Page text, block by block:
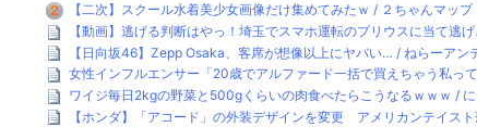
【二次】スクール水着美少女画像だけ集めてみたｗ / ２ちゃんマップ
【動画】逃げる判断はやっ！埼玉でスマホ運転のプリウスに当て逃
【日向坂46】Zepp Osaka、客席が想像以上にヤバい… / ねらーアン
女性インフルエンサー「20歳でアルファード一括で買えちゃう私
ワイジ毎日2kgの野菜と500gくらいの肉食べたらこうなるｗｗｗ /
【ホンダ】「アコード」の外装デザインを変更 アメリカンテイス